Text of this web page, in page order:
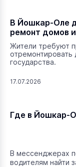
В Йошкар-Оле
ремонт домов
Жители требуют
государства.
17.07.2026
Где в Йошкар-
В мессенджерах
водителям найти